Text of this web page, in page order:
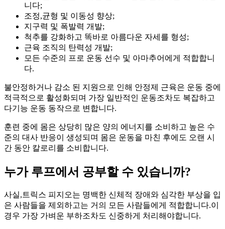
니다;
조정,균형 및 이동성 향상;
지구력 및 폭발력 개발;
척추를 강화하고 똑바로 아름다운 자세를 형성;
근육 조직의 탄력성 개발;
모든 수준의 프로 운동 선수 및 아마추어에게 적합합니
다.
불안정하거나 감소 된 지원으로 인해 안정제 근육은 운동 중에
적극적으로 활성화되며 가장 일반적인 운동조차도 복잡하고
다기능 운동 동작으로 변합니다.
훈련 중에 몸은 상당히 많은 양의 에너지를 소비하고 높은 수
준의 대사 반응이 생성되며 몸은 운동을 마친 후에도 오랜 시
간 동안 칼로리를 소비합니다.
누가 루프에서 공부할 수 있습니까?
사실,트릭스 피지오는 명백한 신체적 장애와 심각한 부상을 입
은 사람들을 제외하고는 거의 모든 사람들에게 적합합니다.이
경우 가장 가벼운 부하조차도 신중하게 처리해야합니다.